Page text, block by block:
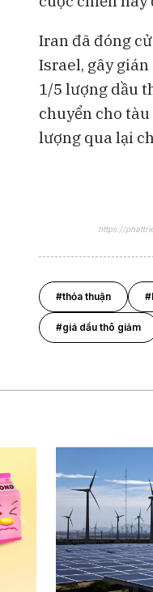
Iran đã đóng
Israel, gây
1/5 lượng dầu
chuyển cho
lượng qua lại
https://
#thỏa thuận
#giá dầu thô giảm